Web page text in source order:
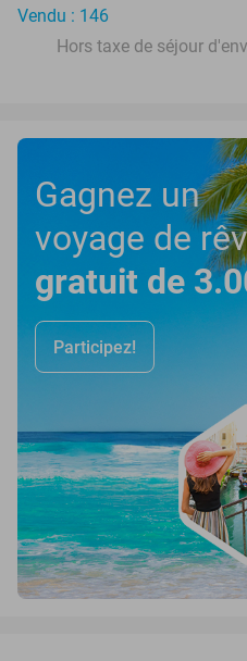
Vendu : 146
Hors taxe de séjour
Gagnez un
voyage de
gratuit de
Participez!